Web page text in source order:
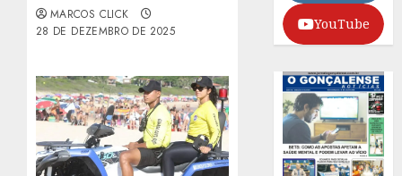
MARCOS CLICK
28 DE DEZEMBRO DE 2025
YouTube